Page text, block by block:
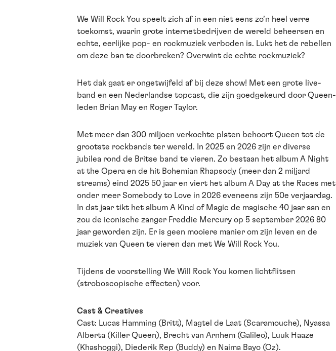
We Will Rock You speelt zich af in een niet eens zo’n heel verre
toekomst, waarin grote internetbedrijven de wereld beheersen en
echte, eerlijke pop- en rockmuziek verboden is. Lukt het de rebellen
om deze ban te doorbreken? Overwint de echte rockmuziek?
Het dak gaat er ongetwijfeld af bij deze show! Met een grote live-
band en een Nederlandse topcast, die zijn goedgekeurd door Queen-
leden Brian May en Roger Taylor.
Met meer dan 300 miljoen verkochte platen behoort Queen tot de
grootste rockbands ter wereld. In 2025 en 2026 zijn er diverse
jubilea rond de Britse band te vieren. Zo bestaan het album A Night
at the Opera en de hit Bohemian Rhapsody (meer dan 2 miljard
streams) eind 2025 50 jaar en viert het album A Day at the Races met
onder meer Somebody to Love in 2026 eveneens zijn 50e verjaardag.
In dat jaar tikt het album A Kind of Magic de magische 40 jaar aan en
zou de iconische zanger Freddie Mercury op 5 september 2026 80
jaar geworden zijn. Er is geen mooiere manier om zijn leven en de
muziek van Queen te vieren dan met We Will Rock You.
Tijdens de voorstelling We Will Rock You komen lichtflitsen
(stroboscopische effecten) voor.
Cast & Creatives
Cast: Lucas Hamming (Britt), Magtel de Laat (Scaramouche), Nyassa
Alberta (Killer Queen), Brecht van Arnhem (Galileo), Luuk Haaze
(Khashoggi), Diederik Rep (Buddy) en Naima Bayo (Oz).